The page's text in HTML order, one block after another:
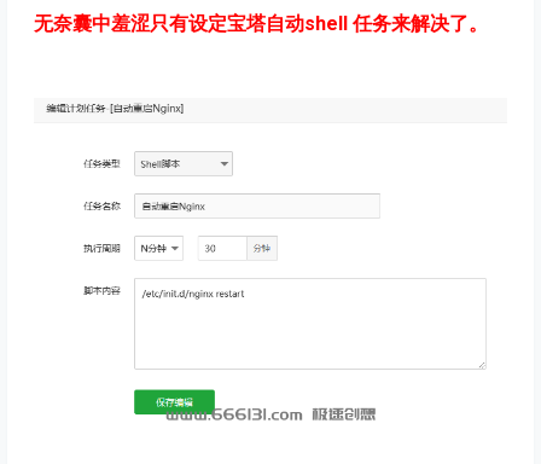
无奈囊中羞涩只有设定宝塔自动shell 任务来解决了。